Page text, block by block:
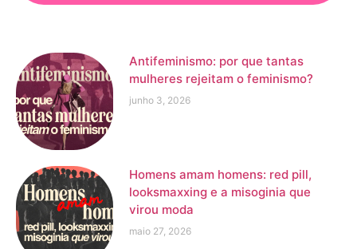
Antifeminismo: por que tantas
mulheres rejeitam o feminismo?
junho 3, 2026
Homens amam homens: red pill,
looksmaxxing e a misoginia que
virou moda
maio 27, 2026